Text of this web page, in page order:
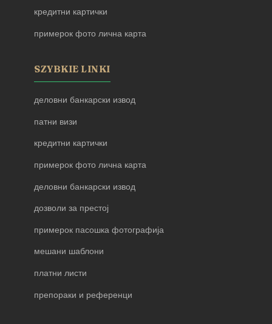
кредитни картички
примерок фото лична карта
SZYBKIE LINKI
деловни банкарски извод
патни визи
кредитни картички
примерок фото лична карта
деловни банкарски извод
дозволи за престој
примерок пасошка фотографија
мешани шаблони
платни листи
препораки и референци